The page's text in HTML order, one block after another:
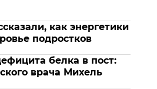
как энергетики
подростков
белка в пост:
врача Михель